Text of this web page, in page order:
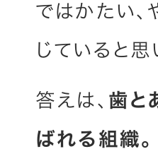
ではかたい
じていると思
答えは、 歯と
ばれる組織。